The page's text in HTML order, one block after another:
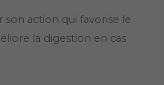
son action qui favorise le
la digestion en cas